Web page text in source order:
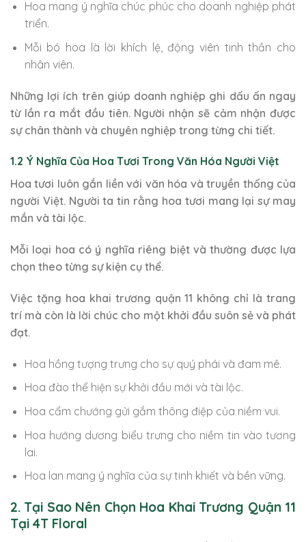
Hoa mang ý nghĩa chúc phúc cho doanh nghiệp phát
triển.
Mỗi bó hoa là lời khích lệ, động viên tinh thần cho
nhân viên.
Những lợi ích trên giúp doanh nghiệp ghi dấu ấn ngay
từ lần ra mắt đầu tiên. Người nhận sẽ cảm nhận được
sự chân thành và chuyên nghiệp trong từng chi tiết.
1.2 Ý Nghĩa Của Hoa Tươi Trong Văn Hóa Người Việt
Hoa tươi luôn gắn liền với văn hóa và truyền thống của
người Việt. Người ta tin rằng hoa tươi mang lại sự may
mắn và tài lộc.
Mỗi loại hoa có ý nghĩa riêng biệt và thường được lựa
chọn theo từng sự kiện cụ thể.
Việc tặng hoa khai trương quận 11 không chỉ là trang
trí mà còn là lời chúc cho một khởi đầu suôn sẻ và phát
đạt.
Hoa hồng tượng trưng cho sự quý phái và đam mê.
Hoa đào thể hiện sự khởi đầu mới và tài lộc.
Hoa cẩm chướng gửi gắm thông điệp của niềm vui.
Hoa hướng dương biểu trưng cho niềm tin vào tương
lai.
Hoa lan mang ý nghĩa của sự tinh khiết và bền vững.
2. Tại Sao Nên Chọn Hoa Khai Trương Quận 11
Tại 4T Floral